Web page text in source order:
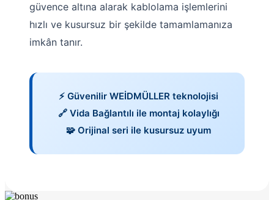
güvence altına alarak kablolama işlemlerini
hızlı ve kusursuz bir şekilde tamamlamanıza
imkân tanır.
⚡ Güvenilir WEİDMÜLLER teknolojisi
🔗 Vida Bağlantılı ile montaj kolaylığı
🧩 Orijinal seri ile kusursuz uyum